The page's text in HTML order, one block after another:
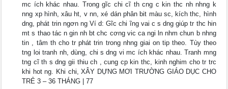
mc ích khác nhau. Trong gĩc chi cĩ th cng c kin thc nh nhng k
nng xp hình, xâu ht, v nn, xé dán phân bit màu sc, kích thc, hình
dng, phát trin ngơn ng Ví d: Gĩc chi ĩng vai c s dng giúp tr thc hin
mt s thao tác n gin nh bt chc cơng vic ca ngi ln nhm chun b nhng
tin , tâm th cho tr phát trin trong nhng giai on tip theo. Tùy theo
tng loi tranh nh, dùng, chi s dng vi mc ích khác nhau. Tranh mng
tng cĩ th s dng gii thiu ch , cung cp kin thc, kinh nghim cho tr trc
khi hot ng. Khi chi, XÂY DỰNG MƠI TRƯỜNG GIÁO DỤC CHO
TRẺ 3 – 36 THÁNG | 77